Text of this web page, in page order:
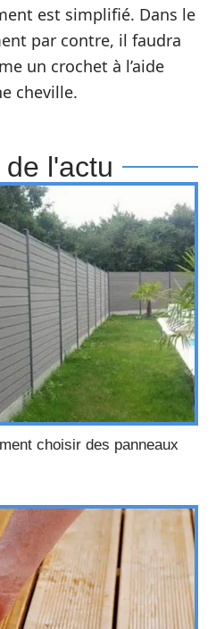
est simplifié. Dans le
par contre, il faudra
un crochet à l’aide
cheville.
l'actu
choisir des panneaux